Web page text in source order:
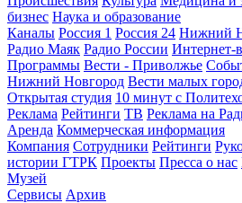
бизнес Наука и образование
Каналы Россия 1 Россия 24 Нижний
Радио Маяк Радио России Интернет-
Программы Вести - Приволжье
Нижний Новгород Вести малых
Открытая студия 10 минут с
Реклама Рейтинги ТВ Реклама на
Аренда Коммерческая информация
Компания Сотрудники Рейтинги
истории ГТРК Проекты Пресса о нас
Музей
Сервисы Архив